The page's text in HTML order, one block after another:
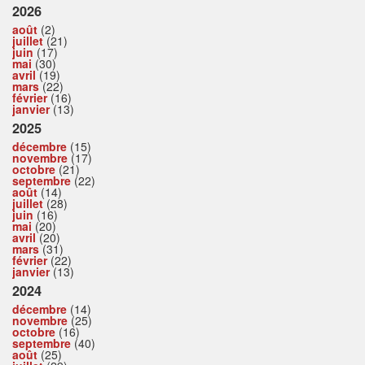
2026
août (2)
juillet(21)
juin (17)
mai (30)
avril(19)
mars(22)
février(16)
janvier(13)
2025
décembre (15)
novembre (17)
octobre (21)
septembre (22)
août (14)
juillet(28)
juin (16)
mai (20)
avril(20)
mars(31)
février(22)
janvier(13)
2024
décembre (14)
novembre (25)
octobre (16)
septembre (40)
août (25)